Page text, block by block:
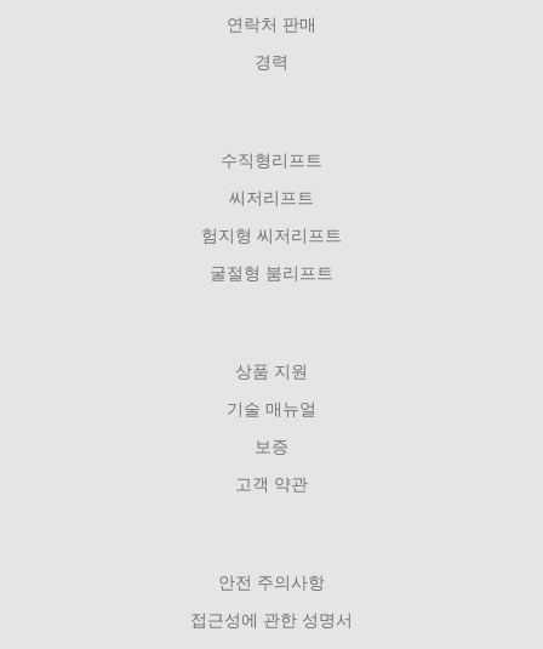
연락처 판매
경력
수직형리프트
씨저리프트
험지형 씨저리프트
굴절형 붐리프트
상품 지원
기술 매뉴얼
보증
고객 약관
안전 주의사항
접근성에 관한 성명서